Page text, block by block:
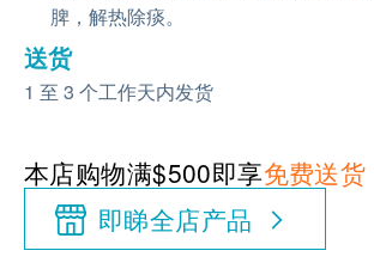
脾，解热除痰。
送货
1 至 3 个工作天内发货
本店购物满$500即享免费送货
即睇全店产品